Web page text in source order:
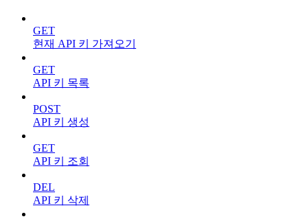
GET
현재 API 키 가져오기
GET
API 키 목록
POST
API 키 생성
GET
API 키 조회
DEL
API 키 삭제